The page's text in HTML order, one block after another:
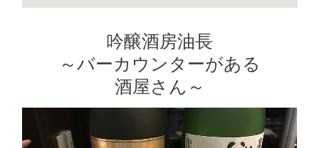
吟醸酒房油長
～バーカウンターがある
酒屋さん～